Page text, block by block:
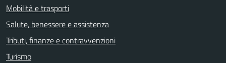
Mobilità e trasporti
Salute, benessere e assistenza
Tributi, finanze e contravvenzioni
Turismo